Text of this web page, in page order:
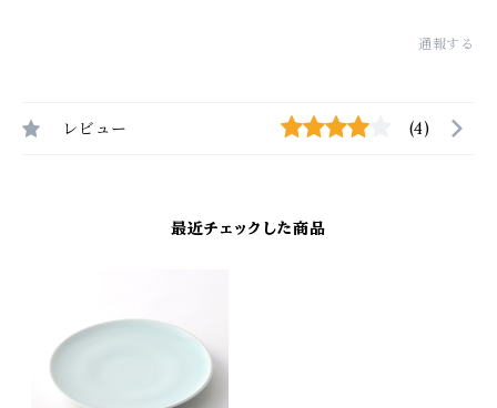
通報する
レビュー (4)
最近チェックした商品